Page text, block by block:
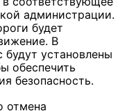
администрации.
будет
В
установлены
обеспечить
безопасность.
отмена